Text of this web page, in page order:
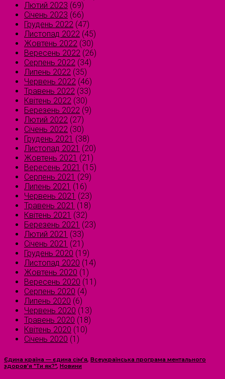
Лютий 2023 (69)
Січень 2023 (66)
Грудень 2022 (47)
Листопад 2022 (45)
Жовтень 2022 (30)
Вересень 2022 (26)
Серпень 2022 (34)
Липень 2022 (35)
Червень 2022 (46)
Травень 2022 (33)
Квітень 2022 (30)
Березень 2022 (9)
Лютий 2022 (27)
Січень 2022 (30)
Грудень 2021 (38)
Листопад 2021 (20)
Жовтень 2021 (21)
Вересень 2021 (15)
Серпень 2021 (29)
Липень 2021 (16)
Червень 2021 (23)
Травень 2021 (18)
Квітень 2021 (32)
Березень 2021 (23)
Лютий 2021 (33)
Січень 2021 (21)
Грудень 2020 (19)
Листопад 2020 (14)
Жовтень 2020 (1)
Вересень 2020 (11)
Серпень 2020 (4)
Липень 2020 (6)
Червень 2020 (13)
Травень 2020 (18)
Квітень 2020 (10)
Січень 2020 (1)
Єдина країна — єдина сім’я, Всеукраїнська програма ментального
здоров'я "Ти як?", Новини